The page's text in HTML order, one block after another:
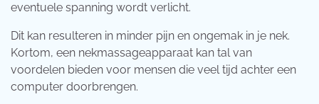
eventuele spanning wordt verlicht.
Dit kan resulteren in minder pijn en ongemak in je nek.
Kortom, een nekmassageapparaat kan tal van
voordelen bieden voor mensen die veel tijd achter een
computer doorbrengen.